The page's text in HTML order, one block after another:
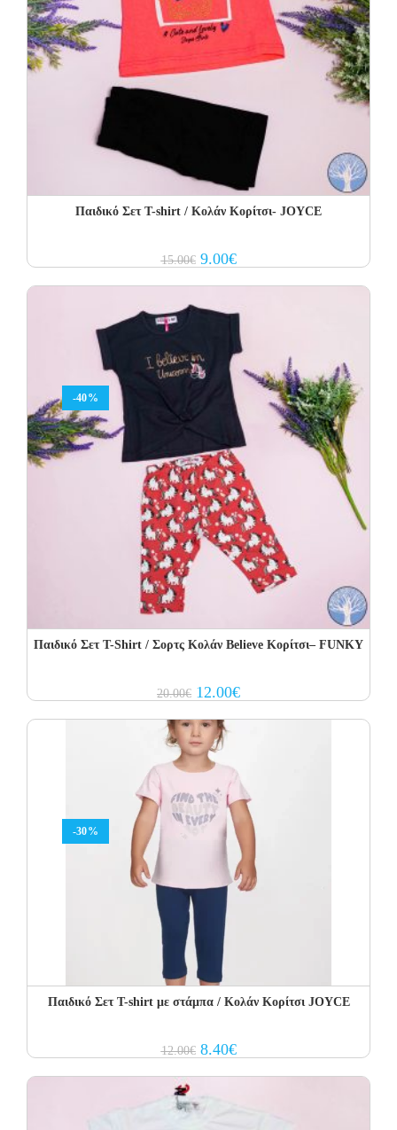
Παιδικό Σετ Τ-shirt / Κολάν Κορίτσι- JOYCE
15.00€ Original
price
9.00€Current
price
-40%
Παιδικό Σετ Τ-Shirt / Σορτς Κολάν Believe Κορίτσι– FUNKY
20.00€ Original
price
20.00€.
12.00€Current
price
-30%
Παιδικό Σετ T-shirt με στάμπα / Κολάν Κορίτσι JOYCE
12.00€ Original
price
8.40€Current
price